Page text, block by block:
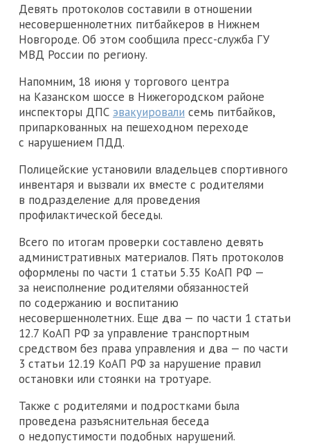
Девять протоколов составили в отношении
несовершеннолетних питбайкеров в Нижнем
Новгороде. Об этом сообщила пресс-служба ГУ
МВД России по региону.
Напомним, 18 июня у торгового центра
на Казанском шоссе в Нижегородском районе
инспекторы ДПС эвакуировали семь питбайков,
припаркованных на пешеходном переходе
с нарушением ПДД.
Полицейские установили владельцев спортивного
инвентаря и вызвали их вместе с родителями
в подразделение для проведения
профилактической беседы.
Всего по итогам проверки составлено девять
административных материалов. Пять протоколов
оформлены по части 1 статьи 5.35 КоАП РФ —
за неисполнение родителями обязанностей
по содержанию и воспитанию
несовершеннолетних. Еще два — по части 1 статьи
12.7 КоАП РФ за управление транспортным
средством без права управления и два — по части
3 статьи 12.19 КоАП РФ за нарушение правил
остановки или стоянки на тротуаре.
Также с родителями и подростками была
проведена разъяснительная беседа
о недопустимости подобных нарушений.